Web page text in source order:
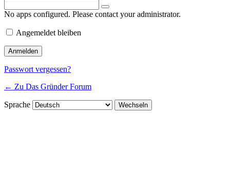
No apps configured. Please contact your administrator.
Angemeldet bleiben
Passwort vergessen?
← Zu Das Gründer Forum
Sprache